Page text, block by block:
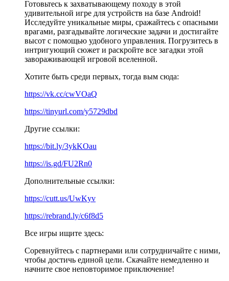
Готовьтесь к захватывающему походу в этой
удивительной игре для устройств на базе Android!
Исследуйте уникальные миры, сражайтесь с опасными
врагами, разгадывайте логические задачи и достигайте
высот с помощью удобного управления. Погрузитесь в
интригующий сюжет и раскройте все загадки этой
завораживающей игровой вселенной.
Хотите быть среди первых, тогда вым сюда:
https://vk.cc/cwVOaQ
https://tinyurl.com/y5729dbd
Другие ссылки:
https://bit.ly/3ykKOau
https://is.gd/FU2Rn0
Дополнительные ссылки:
https://cutt.us/UwKyv
https://rebrand.ly/c6f8d5
Все игры ищите здесь:
Соревнуйтесь с партнерами или сотрудничайте с ними,
чтобы достичь единой цели. Скачайте немедленно и
начните свое неповторимое приключение!